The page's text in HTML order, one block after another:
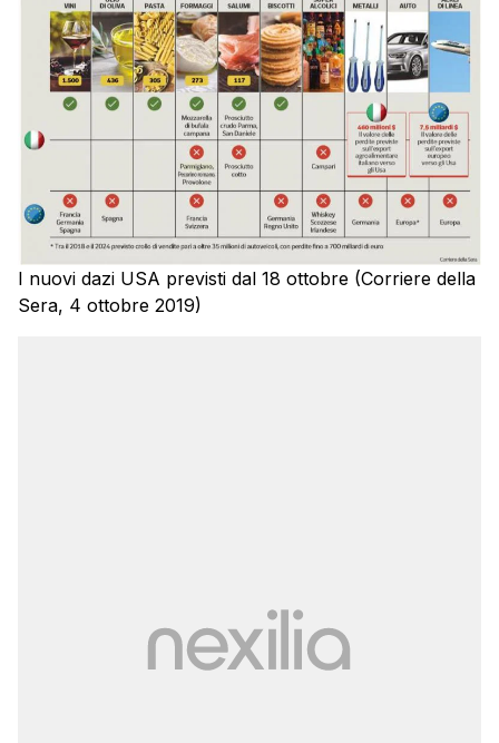
I nuovi dazi USA previsti dal 18 ottobre (Corriere della
Sera, 4 ottobre 2019)